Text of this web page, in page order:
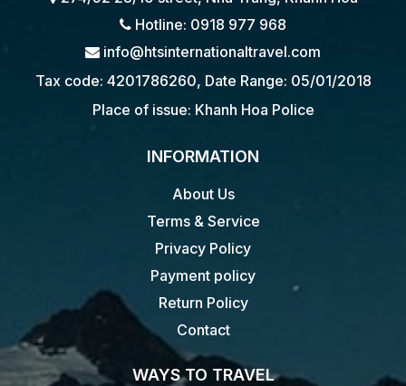
Hotline: 0918 977 968
info@htsinternationaltravel.com
Tax code: 4201786260, Date Range: 05/01/2018
Place of issue: Khanh Hoa Police
INFORMATION
About Us
Terms & Service
Privacy Policy
Payment policy
Return Policy
Contact
WAYS TO TRAVEL